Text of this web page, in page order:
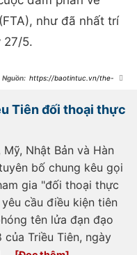
như đã nhất trí
27/5.
https://baotintuc.vn/the-
20240709123224684.htm
Tiên đối thoại thực
Nhật Bản và Hàn
bố chung kêu gọi
gia "đối thoại thực
cầu điều kiện tiên
tên lửa đạn đạo
Triều Tiên, ngày